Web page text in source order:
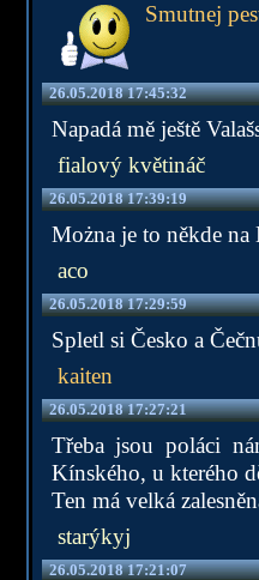
Smutnej
26.05.2018 17:45:32
Napadá mě ještě
fialový květináč
26.05.2018 17:39:19
Można je to někde
aco
26.05.2018 17:29:59
Spletl si Česko a
kaiten
26.05.2018 17:27:21
Třeba jsou poláci
Kínského, u kterého
Ten má velká
starýkyj
26.05.2018 17:21:07